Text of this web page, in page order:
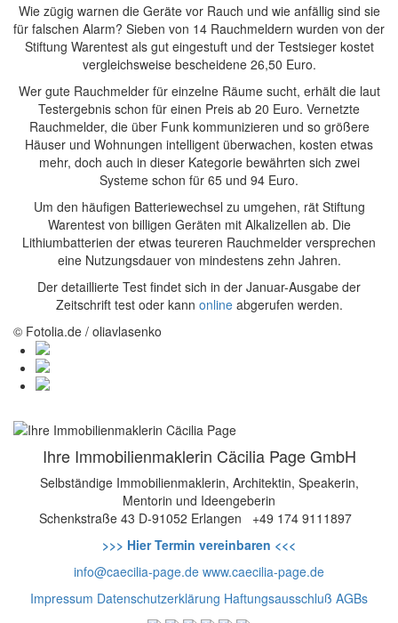
Wie zügig warnen die Geräte vor Rauch und wie anfällig sind sie
für falschen Alarm? Sieben von 14 Rauchmeldern wurden von der
Stiftung Warentest als gut eingestuft und der Testsieger kostet
vergleichsweise bescheidene 26,50 Euro.
Wer gute Rauchmelder für einzelne Räume sucht, erhält die laut
Testergebnis schon für einen Preis ab 20 Euro. Vernetzte
Rauchmelder, die über Funk kommunizieren und so größere
Häuser und Wohnungen intelligent überwachen, kosten etwas
mehr, doch auch in dieser Kategorie bewährten sich zwei
Systeme schon für 65 und 94 Euro.
Um den häufigen Batteriewechsel zu umgehen, rät Stiftung
Warentest von billigen Geräten mit Alkalizellen ab. Die
Lithiumbatterien der etwas teureren Rauchmelder versprechen
eine Nutzungsdauer von mindestens zehn Jahren.
Der detaillierte Test findet sich in der Januar-Ausgabe der
Zeitschrift test oder kann onlineabgerufen werden.
© Fotolia.de / oliavlasenko
Ihre Immobilienmaklerin Cäcilia Page GmbH
Selbständige Immobilienmaklerin, Architektin, Speakerin,
Mentorin und Ideengeberin
Schenkstraße 43 D-91052 Erlangen
+49 174 9111897
>>> Hier Termin vereinbaren <<<
info@caecilia-page.de www.caecilia-page.de
Impressum Datenschutzerklärung Haftungsausschluß AGBs